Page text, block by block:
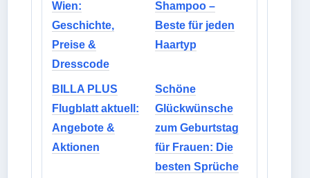
Wien:
Geschichte,
Preise &
Dresscode
Shampoo –
Beste für jeden
Haartyp
BILLA PLUS
Flugblatt aktuell:
Angebote &
Aktionen
Schöne
Glückwünsche
zum Geburtstag
für Frauen: Die
besten Sprüche